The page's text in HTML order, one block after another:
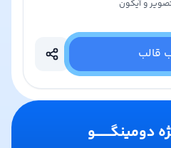
قالب